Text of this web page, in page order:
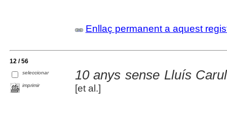
Enllaç permanent a aquest
12 / 56
seleccionar
imprimir
10 anys sense Lluís
[et al.]